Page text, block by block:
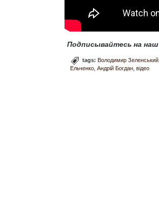
Подписывайтесь на наш
tags: Володимир Зеленський
Ельченко Андрій Богдан відео